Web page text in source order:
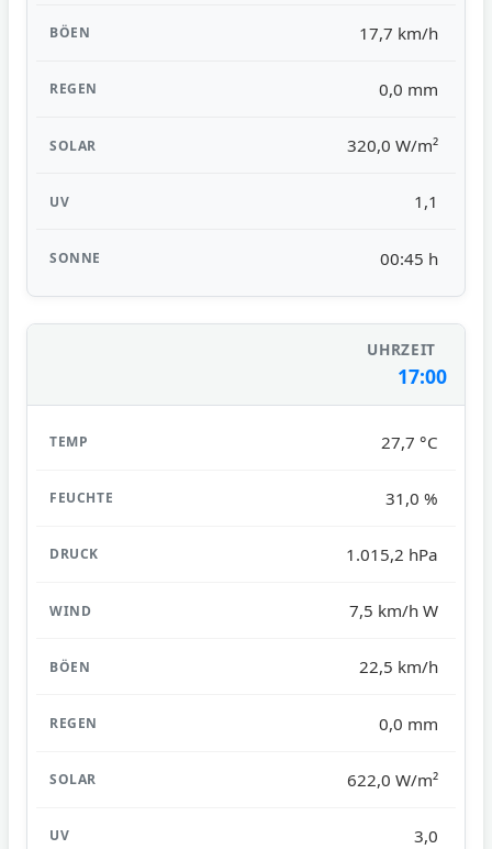
17,7 km/h
0,0 mm
320,0 W/m²
1,1
00:45 h
17:00
27,7 °C
31,0 %
1.015,2 hPa
7,5 km/h W
22,5 km/h
0,0 mm
622,0 W/m²
3,0